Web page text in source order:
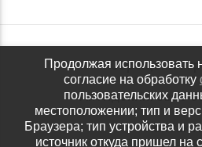
Обращения
Антидопинговое
Продолжая использовать
согласие на обработку
пользовательских
местоположении; тип и
Браузера; тип устройства и
источник откуда пришел на